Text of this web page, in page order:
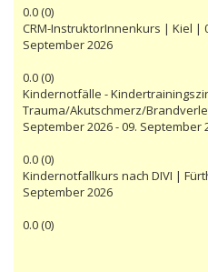
0.0(0)
CRM-InstruktorInnenkurs | Kiel |
September 2026
0.0(0)
Kindernotfälle -
Trauma/Akutschmerz/
September 2026 - 09. September
0.0(0)
Kindernotfallkurs nach DIVI |
September 2026
0.0(0)